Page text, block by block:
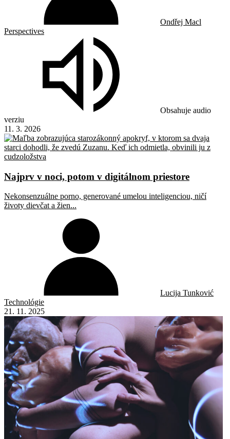
Ondřej Macl
Perspectives
Obsahuje audio
verziu
11. 3. 2026
Najprv v noci, potom v digitálnom priestore
Nekonsenzuálne porno, generované umelou inteligenciou, ničí
životy dievčat a žien...
Lucija Tunković
Technológie
21. 11. 2025